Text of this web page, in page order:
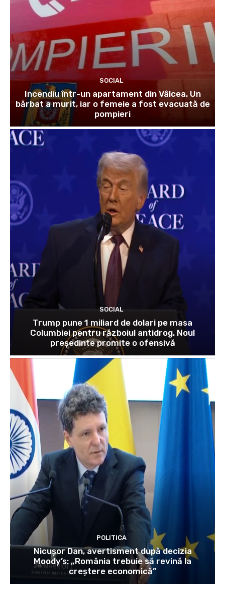
SOCIAL
Incendiu într-un apartament din Vâlcea. Un
bărbat a murit, iar o femeie a fost evacuată de
pompieri
SOCIAL
Trump pune 1 miliard de dolari pe masa
Columbiei pentru războiul antidrog. Noul
președinte promite o ofensivă
POLITICA
Nicușor Dan, avertisment după decizia
Moody’s: „România trebuie să revină la
creștere economică”